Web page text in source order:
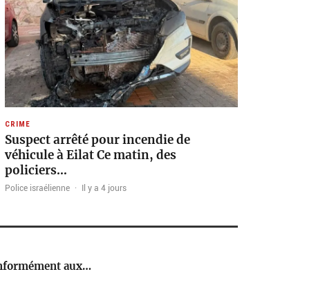
CRIME
Suspect arrêté pour incendie de
véhicule à Eilat Ce matin, des
policiers…
Police israélienne · Il y a 4 jours
aux…